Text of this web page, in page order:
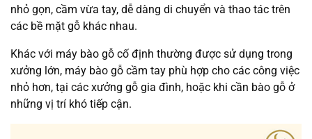
nhỏ gọn, cầm vừa tay, dễ dàng di chuyển và thao tác trên
các bề mặt gỗ khác nhau.
Khác với máy bào gỗ cố định thường được sử dụng trong
xưởng lớn, máy bào gỗ cầm tay phù hợp cho các công việc
nhỏ hơn, tại các xưởng gỗ gia đình, hoặc khi cần bào gỗ ở
những vị trí khó tiếp cận.